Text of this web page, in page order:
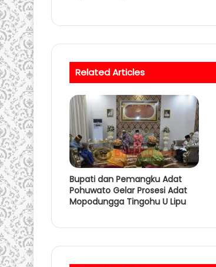
Related Articles
Bupati dan Pemangku Adat
Pohuwato Gelar Prosesi Adat
Mopodungga Tingohu U Lipu